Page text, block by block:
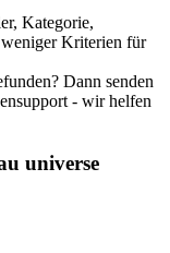
Kategorie,
weniger Kriterien für
Dann senden
- wir helfen
universe